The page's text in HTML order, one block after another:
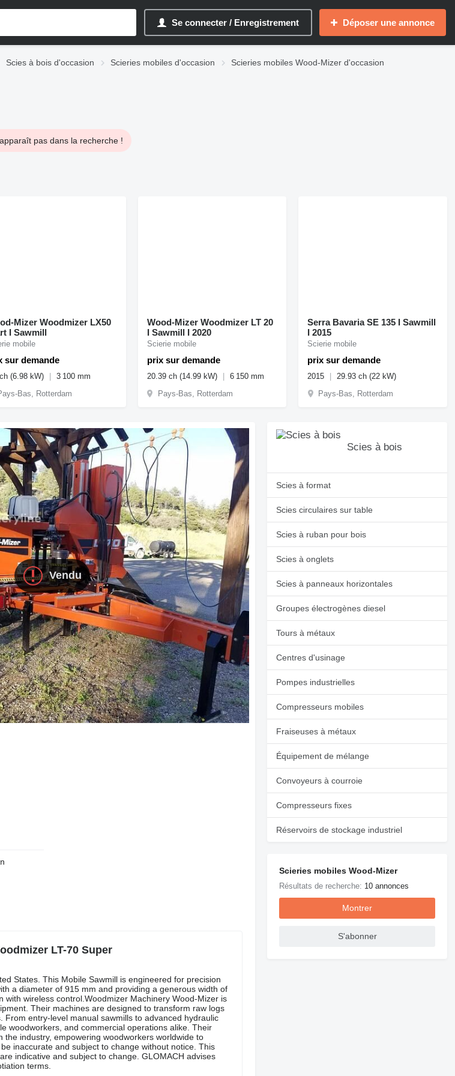
Se connecter / Enregistrement Déposer une annonce
Scies à bois d'occasion Scieries mobiles d'occasion
Scieries mobiles Wood-Mizer d'occasion
pas dans la recherche !
Mizer Woodmizer LX50
I Sawmill
sur demande
mobile
(6.98 kW)
3 100 mm
Bas, Rotterdam
Wood-Mizer Woodmizer LT 20
I Sawmill I 2020
prix sur demande
Scierie mobile
20.39 ch (14.99 kW)
6 150 mm
Pays-Bas, Rotterdam
Serra Bavaria SE 135 I Sawmill
I 2015
prix sur demande
Scierie mobile
2015
29.93 ch (22 kW)
Pays-Bas, Rotterdam
Vendu
LT-70 Super
States. This Mobile Sawmill is engineered for precision
a diameter of 915 mm and providing a generous width of
wireless control.Woodmizer Machinery Wood-Mizer is
Their machines are designed to transform raw logs
entry-level manual sawmills to advanced hydraulic
woodworkers, and commercial operations alike. Their
industry, empowering woodworkers worldwide to
inaccurate and subject to change without notice. This
indicative and subject to change. GLOMACH advises
terms.
Scies à bois
Scies à format
Scies circulaires sur table
Scies à ruban pour bois
Scies à onglets
Scies à panneaux horizontales
Groupes électrogènes diesel
Tours à métaux
Centres d'usinage
Pompes industrielles
Compresseurs mobiles
Fraiseuses à métaux
Équipement de mélange
Convoyeurs à courroie
Compresseurs fixes
Réservoirs de stockage industriel
Scieries mobiles Wood-Mizer
Résultats de recherche: 10 annonces
Montrer
S'abonner